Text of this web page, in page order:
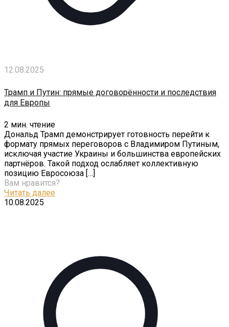
12.08.2025
Трамп и Путин: прямые договорённости и последствия
для Европы
2 мин. чтение
Дональд Трамп демонстрирует готовность перейти к
формату прямых переговоров с Владимиром Путиным,
исключая участие Украины и большинства европейских
партнёров. Такой подход ослабляет коллективную
позицию Евросоюза […]
Вам нравится?
Читать далее
10.08.2025